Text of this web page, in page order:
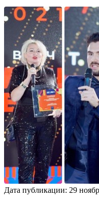
Дата публикации: 29